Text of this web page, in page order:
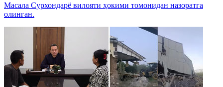
Масала Сурхондарё вилояти ҳокими томонидан назоратга
олинган.